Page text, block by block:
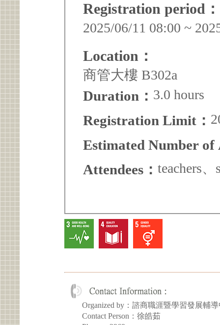
Registration period：
2025/06/11 08:00 ~
Location：
商管大樓 B302a
Duration： 3.0 hours
Registration Limit：
Estimated Number of
Attendees： teachers、
Organized by：諮商職涯暨學習發展輔
Contact Person：徐皓茹